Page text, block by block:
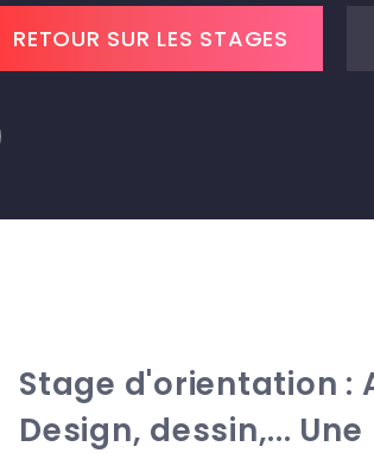
RETOUR SUR LES STAGES
Stage d'orientation :
Design, dessin,... Une